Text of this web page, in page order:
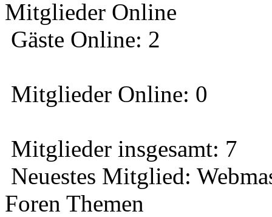
Mitglieder Online
Gäste Online: 2
Mitglieder Online: 0
Mitglieder insgesamt: 7
Neuestes Mitglied:
Foren Themen